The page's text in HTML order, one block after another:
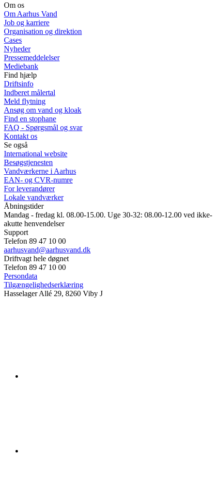
Om os
Om Aarhus Vand
Job og karriere
Organisation og direktion
Cases
Nyheder
Pressemeddelelser
Mediebank
Find hjælp
Driftsinfo
Indberet målertal
Meld flytning
Ansøg om vand og kloak
Find en stophane
FAQ - Spørgsmål og svar
Kontakt os
Se også
International website
Besøgstjenesten
Vandværkerne i Aarhus
EAN- og CVR-numre
For leverandører
Lokale vandværker
Åbningstider
Mandag - fredag kl. 08.00-15.00. Uge 30-32: 08.00-12.00 ved ikke-
akutte henvendelser
Support
Telefon 89 47 10 00
aarhusvand@aarhusvand.dk
Driftvagt hele døgnet
Telefon 89 47 10 00
Persondata
Tilgængelighedserklæring
Hasselager Allé 29, 8260 Viby J